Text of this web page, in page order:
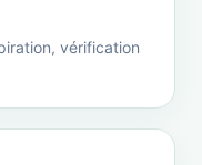
vérification